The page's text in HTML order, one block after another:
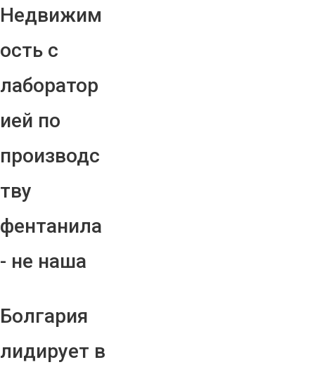
Недвижим
ость с
лаборатор
ией по
производс
тву
фентанила
- не наша
Болгария
лидирует в